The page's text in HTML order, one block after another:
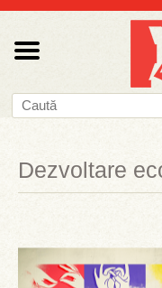
Dezvoltare